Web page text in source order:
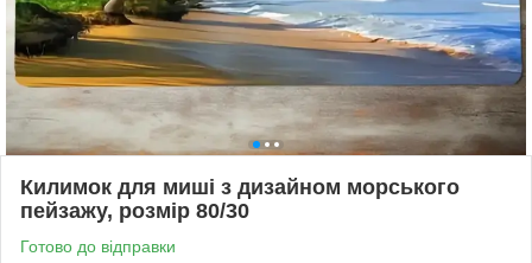
Килимок для миші з дизайном морського
пейзажу, розмір 80/30
Готово до відправки